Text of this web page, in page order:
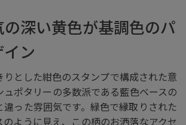
の深い黄色が基調色のパ
ン
りとした紺色のスタンプで構成された意
ュポタリーの多数派である藍色ベースの
違った雰囲気です。緑色で縁取りされた
のように見え、この柄のお洒落なアクセ